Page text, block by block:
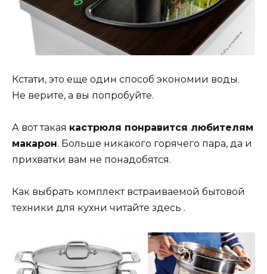
Кстати, это еще один способ экономии воды.
Не верите, а вы попробуйте.
А вот такая кастрюля понравится любителям
макарон. Больше никакого горячего пара, да и
прихватки вам не понадобятся.
Как выбрать комплект встраиваемой бытовой
техники для кухни читайте здесь .